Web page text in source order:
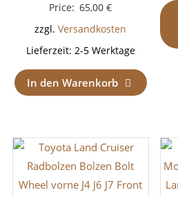
Price: 65,00€
zzgl.Versandkosten
Lieferzeit: 2-5 Werktage
In den Warenkorb